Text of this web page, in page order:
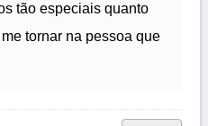
tão especiais quanto
tornar na pessoa que